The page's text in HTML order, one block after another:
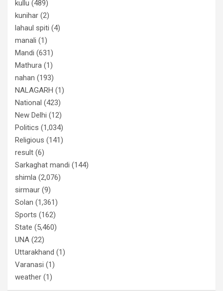
kullu (489)
kunihar (2)
lahaul spiti (4)
manali (1)
Mandi (631)
Mathura (1)
nahan (193)
NALAGARH (1)
National (423)
New Delhi (12)
Politics (1,034)
Religious (141)
result (6)
Sarkaghat mandi (144)
shimla (2,076)
sirmaur (9)
Solan (1,361)
Sports (162)
State (5,460)
UNA (22)
Uttarakhand (1)
Varanasi (1)
weather (1)